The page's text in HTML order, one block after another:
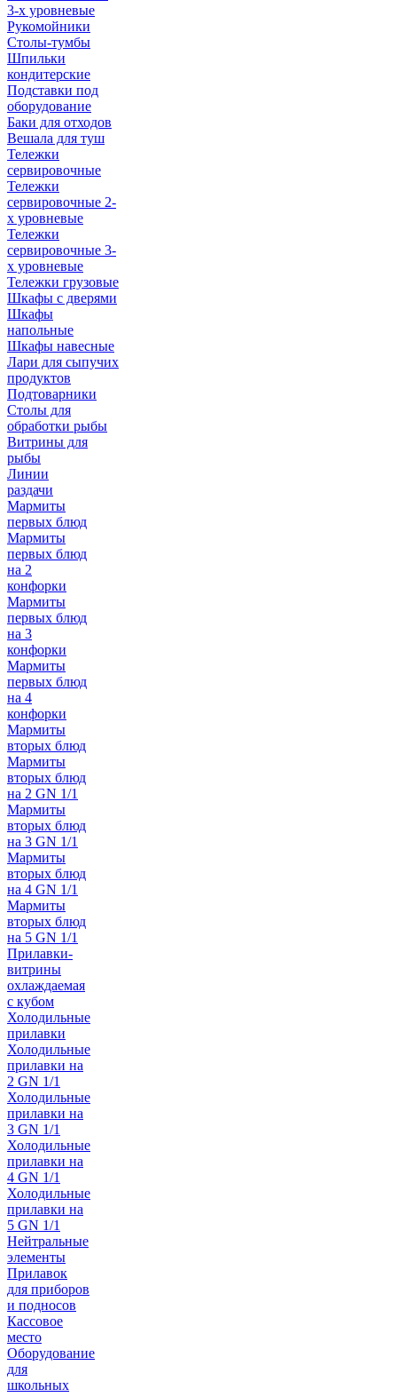
3-х уровневые
Рукомойники
Столы-тумбы
Шпильки
кондитерские
Подставки под
оборудование
Баки для отходов
Вешала для туш
Тележки
сервировочные
Тележки
сервировочные 2-
х уровневые
Тележки
сервировочные 3-
х уровневые
Тележки грузовые
Шкафы с дверями
Шкафы
напольные
Шкафы навесные
Лари для сыпучих
продуктов
Подтоварники
Столы для
обработки рыбы
Витрины для
рыбы
Линии
раздачи
Мармиты
первых блюд
Мармиты
первых блюд
на 2
конфорки
Мармиты
первых блюд
на 3
конфорки
Мармиты
первых блюд
на 4
конфорки
Мармиты
вторых блюд
Мармиты
вторых блюд
на 2 GN 1/1
Мармиты
вторых блюд
на 3 GN 1/1
Мармиты
вторых блюд
на 4 GN 1/1
Мармиты
вторых блюд
на 5 GN 1/1
Прилавки-
витрины
охлаждаемая
с кубом
Холодильные
прилавки
Холодильные
прилавки на
2 GN 1/1
Холодильные
прилавки на
3 GN 1/1
Холодильные
прилавки на
4 GN 1/1
Холодильные
прилавки на
5 GN 1/1
Нейтральные
элементы
Прилавок
для приборов
и подносов
Кассовое
место
Оборудование
для
школьных